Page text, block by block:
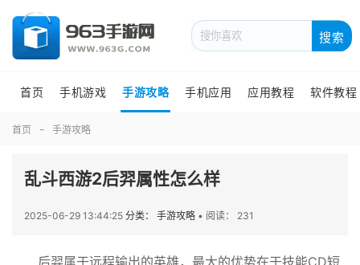
搜索
首页 手机游戏 手游攻略 手机应用 应用教程 软件教程
首页 手游攻略
乱斗西游2后羿属性怎么样
2025-06-29 13:44:25 分类： 手游攻略 • 阅读： 231
后羿属于远程输出的英雄，最大的优势在于技能CD短